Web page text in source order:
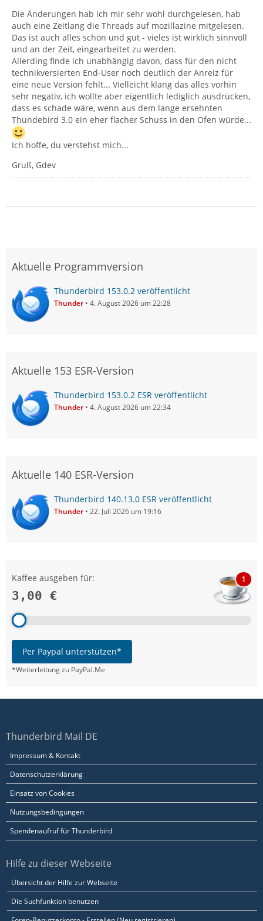
Die Änderungen hab ich mir sehr wohl durchgelesen, hab
auch eine Zeitlang die Threads auf mozillazine mitgelesen.
Das ist auch alles schön und gut - vieles ist wirklich sinnvoll
und an der Zeit, eingearbeitet zu werden.
Allerding finde ich unabhängig davon, dass für den nicht
technikversierten End-User noch deutlich der Anreiz für
eine neue Version fehlt... Vielleicht klang das alles vorhin
sehr negativ, ich wollte aber eigentlich lediglich ausdrücken,
dass es schade wäre, wenn aus dem lange ersehnten
Thundebird 3.0 ein eher flacher Schuss in den Ofen würde...
Ich hoffe, du verstehst mich...
Gruß, Gdev
Aktuelle Programmversion
Thunderbird 153.0.2 veröffentlicht
Thunder 4. August 2026 um 22:28
Aktuelle 153 ESR-Version
Thunderbird 153.0.2 ESR veröffentlicht
Thunder 4. August 2026 um 22:34
Aktuelle 140 ESR-Version
Thunderbird 140.13.0 ESR veröffentlicht
Thunder 22. Juli 2026 um 19:16
Kaffee ausgeben für:
3,00 €
1
Per Paypal unterstützen*
*Weiterleitung zu PayPal.Me
Thunderbird Mail DE
Impressum & Kontakt
Datenschutzerklärung
Einsatz von Cookies
Nutzungsbedingungen
Spendenaufruf für Thunderbird
Hilfe zu dieser Webseite
Übersicht der Hilfe zur Webseite
Die Suchfunktion benutzen